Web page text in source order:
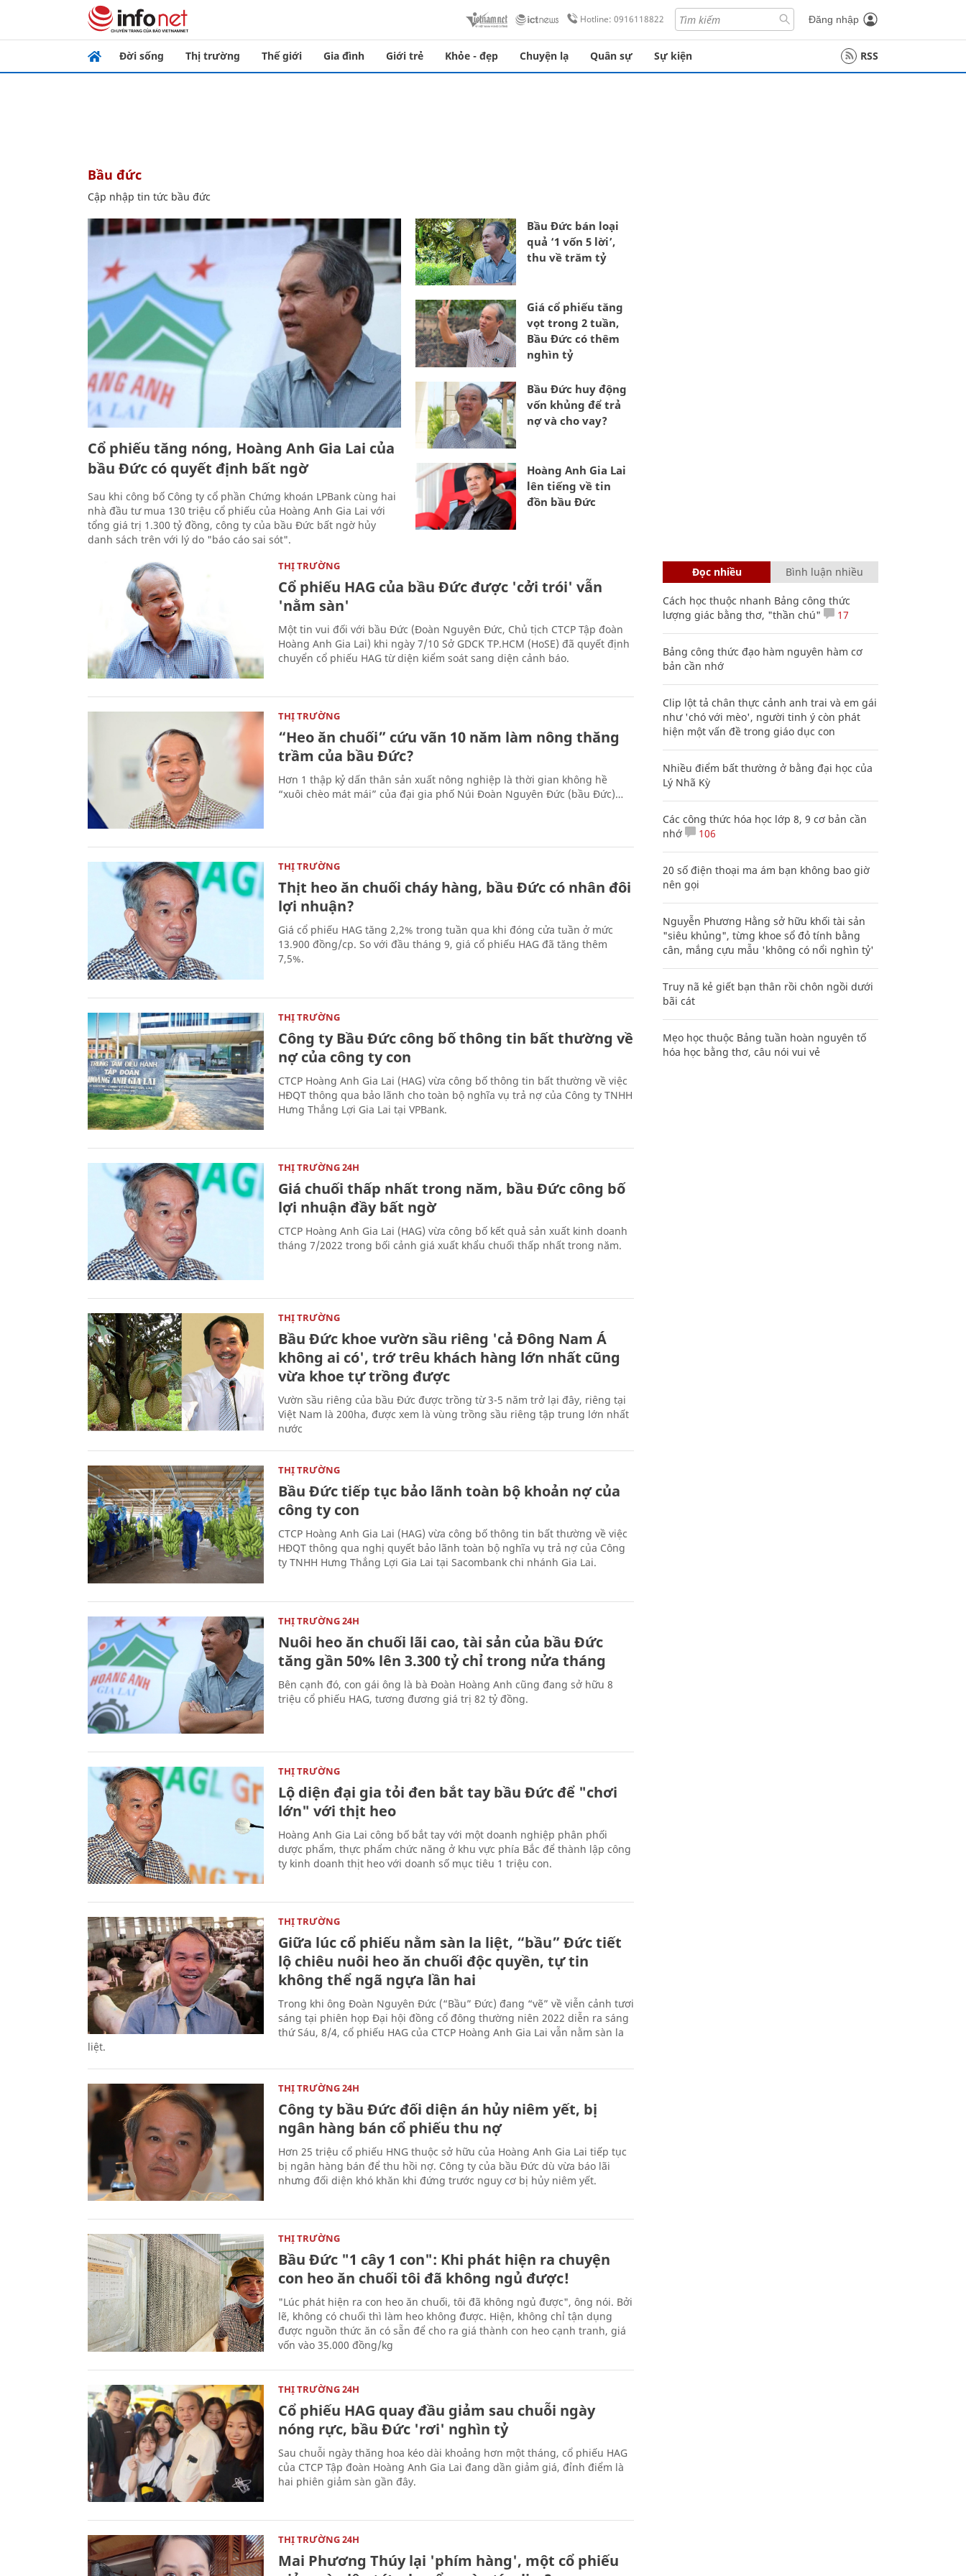
Hotline: 0916118822 Đăng nhập
Đời sống Thị trường Thế giới Gia đình Giới trẻ Khỏe - đẹp Chuyện lạ Quân sự Sự kiện RSS
bầu đức
Cập nhập tin tức bầu đức
Cổ phiếu tăng nóng, Hoàng Anh Gia Lai của
bầu Đức có quyết định bất ngờ
Sau khi công bố Công ty cổ phần Chứng khoán LPBank cùng hai
nhà đầu tư mua 130 triệu cổ phiếu của Hoàng Anh Gia Lai với
tổng giá trị 1.300 tỷ đồng, công ty của bầu Đức bất ngờ hủy
danh sách trên với lý do "báo cáo sai sót".
Bầu Đức bán loại
quả ‘1 vốn 5 lời’,
thu về trăm tỷ
Giá cổ phiếu tăng
vọt trong 2 tuần,
Bầu Đức có thêm
nghìn tỷ
Bầu Đức huy động
vốn khủng để trả
nợ và cho vay?
Hoàng Anh Gia Lai
lên tiếng về tin
đồn bầu Đức
THỊ TRƯỜNG
Cổ phiếu HAG của bầu Đức được 'cởi trói' vẫn
'nằm sàn'
Một tin vui đối với bầu Đức (Đoàn Nguyên Đức, Chủ tịch CTCP Tập đoàn
Hoàng Anh Gia Lai) khi ngày 7/10 Sở GDCK TP.HCM (HoSE) đã quyết định
chuyển cổ phiếu HAG từ diện kiểm soát sang diện cảnh báo.
THỊ TRƯỜNG
“Heo ăn chuối” cứu vãn 10 năm làm nông thăng
trầm của bầu Đức?
Hơn 1 thập kỷ dấn thân sản xuất nông nghiệp là thời gian không hề
“xuôi chèo mát mái” của đại gia phố Núi Đoàn Nguyên Đức (bầu Đức)…
THỊ TRƯỜNG
Thịt heo ăn chuối cháy hàng, bầu Đức có nhân đôi
lợi nhuận?
Giá cổ phiếu HAG tăng 2,2% trong tuần qua khi đóng cửa tuần ở mức
13.900 đồng/cp. So với đầu tháng 9, giá cổ phiếu HAG đã tăng thêm
7,5%.
THỊ TRƯỜNG
Công ty Bầu Đức công bố thông tin bất thường về
nợ của công ty con
CTCP Hoàng Anh Gia Lai (HAG) vừa công bố thông tin bất thường về việc
HĐQT thông qua bảo lãnh cho toàn bộ nghĩa vụ trả nợ của Công ty TNHH
Hưng Thắng Lợi Gia Lai tại VPBank.
THỊ TRƯỜNG 24H
Giá chuối thấp nhất trong năm, bầu Đức công bố
lợi nhuận đầy bất ngờ
CTCP Hoàng Anh Gia Lai (HAG) vừa công bố kết quả sản xuất kinh doanh
tháng 7/2022 trong bối cảnh giá xuất khẩu chuối thấp nhất trong năm.
THỊ TRƯỜNG
Bầu Đức khoe vườn sầu riêng 'cả Đông Nam Á
không ai có', trớ trêu khách hàng lớn nhất cũng
vừa khoe tự trồng được
Vườn sầu riêng của bầu Đức được trồng từ 3-5 năm trở lại đây, riêng tại
Việt Nam là 200ha, được xem là vùng trồng sầu riêng tập trung lớn nhất
nước
THỊ TRƯỜNG
Bầu Đức tiếp tục bảo lãnh toàn bộ khoản nợ của
công ty con
CTCP Hoàng Anh Gia Lai (HAG) vừa công bố thông tin bất thường về việc
HĐQT thông qua nghị quyết bảo lãnh toàn bộ nghĩa vụ trả nợ của Công
ty TNHH Hưng Thắng Lợi Gia Lai tại Sacombank chi nhánh Gia Lai.
THỊ TRƯỜNG 24H
Nuôi heo ăn chuối lãi cao, tài sản của bầu Đức
tăng gần 50% lên 3.300 tỷ chỉ trong nửa tháng
Bên cạnh đó, con gái ông là bà Đoàn Hoàng Anh cũng đang sở hữu 8
triệu cổ phiếu HAG, tương đương giá trị 82 tỷ đồng.
THỊ TRƯỜNG
Lộ diện đại gia tỏi đen bắt tay bầu Đức để "chơi
lớn" với thịt heo
Hoàng Anh Gia Lai công bố bắt tay với một doanh nghiệp phân phối
dược phẩm, thực phẩm chức năng ở khu vực phía Bắc để thành lập công
ty kinh doanh thịt heo với doanh số mục tiêu 1 triệu con.
THỊ TRƯỜNG
Giữa lúc cổ phiếu nằm sàn la liệt, “bầu” Đức tiết
lộ chiêu nuôi heo ăn chuối độc quyền, tự tin
không thể ngã ngựa lần hai
Trong khi ông Đoàn Nguyên Đức (“Bầu” Đức) đang “vẽ” về viễn cảnh tươi
sáng tại phiên họp Đại hội đồng cổ đông thường niên 2022 diễn ra sáng
thứ Sáu, 8/4, cổ phiếu HAG của CTCP Hoàng Anh Gia Lai vẫn nằm sàn la
liệt.
THỊ TRƯỜNG 24H
Công ty bầu Đức đối diện án hủy niêm yết, bị
ngân hàng bán cổ phiếu thu nợ
Hơn 25 triệu cổ phiếu HNG thuộc sở hữu của Hoàng Anh Gia Lai tiếp tục
bị ngân hàng bán để thu hồi nợ. Công ty của bầu Đức dù vừa báo lãi
nhưng đối diện khó khăn khi đứng trước nguy cơ bị hủy niêm yết.
THỊ TRƯỜNG
Bầu Đức "1 cây 1 con": Khi phát hiện ra chuyện
con heo ăn chuối tôi đã không ngủ được!
"Lúc phát hiện ra con heo ăn chuối, tôi đã không ngủ được", ông nói. Bởi
lẽ, không có chuối thì làm heo không được. Hiện, không chỉ tận dụng
được nguồn thức ăn có sẵn để cho ra giá thành con heo cạnh tranh, giá
vốn vào 35.000 đồng/kg
THỊ TRƯỜNG 24H
Cổ phiếu HAG quay đầu giảm sau chuỗi ngày
nóng rực, bầu Đức 'rơi' nghìn tỷ
Sau chuỗi ngày thăng hoa kéo dài khoảng hơn một tháng, cổ phiếu HAG
của CTCP Tập đoàn Hoàng Anh Gia Lai đang dần giảm giá, đỉnh điểm là
hai phiên giảm sàn gần đây.
THỊ TRƯỜNG 24H
Mai Phương Thúy lại 'phím hàng', một cổ phiếu
Đọc nhiều Bình luận nhiều
Cách học thuộc nhanh Bảng công thức
lượng giác bằng thơ, "thần chú"
17
Bảng công thức đạo hàm nguyên hàm cơ
bản cần nhớ
Clip lột tả chân thực cảnh anh trai và em gái
như 'chó với mèo', người tinh ý còn phát
hiện một vấn đề trong giáo dục con
Nhiều điểm bất thường ở bằng đại học của
Lý Nhã Kỳ
Các công thức hóa học lớp 8, 9 cơ bản cần
nhớ
106
20 số điện thoại ma ám bạn không bao giờ
nên gọi
Nguyễn Phương Hằng sở hữu khối tài sản
"siêu khủng", từng khoe sổ đỏ tính bằng
cân, mắng cựu mẫu 'không có nổi nghìn tỷ'
Truy nã kẻ giết bạn thân rồi chôn ngồi dưới
bãi cát
Mẹo học thuộc Bảng tuần hoàn nguyên tố
hóa học bằng thơ, câu nói vui vẻ